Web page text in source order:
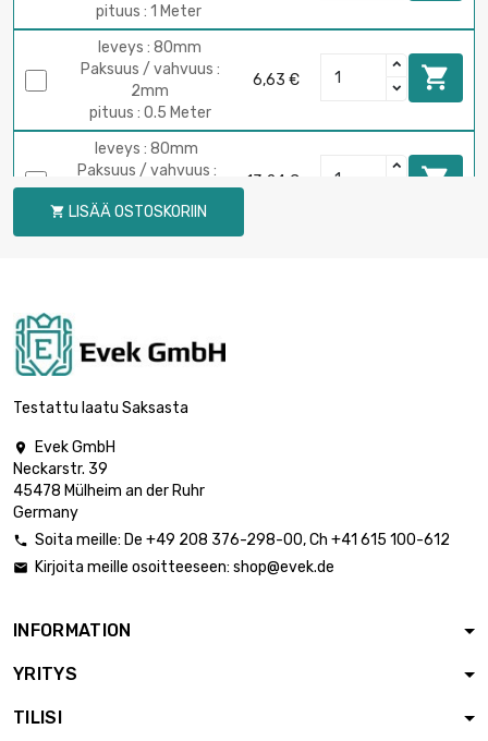
pituus : 1 Meter
leveys : 80mm
Paksuus / vahvuus :
2mm
pituus : 0.5 Meter
6,63 € 
leveys : 80mm
Paksuus / vahvuus :
2mm
pituus : 1 Meter
13,24 € 
leveys : 90mm
pituus : 1 Meter
leveys : 30mm
Paksuus / vahvuus :
2mm
Paksuus / vahvuus :
pituus : 1 Meter
 LISÄÄ OSTOSKORIIN
Testattu laatu Saksasta

Evek GmbH
Neckarstr. 39
45478 Mülheim an der Ruhr
Germany
 Soita meille: De +49 208 376-298-00, Ch +41 615 100-612
 Kirjoita meille osoitteeseen: shop@evek.de
INFORMATION
YRITYS
TILISI